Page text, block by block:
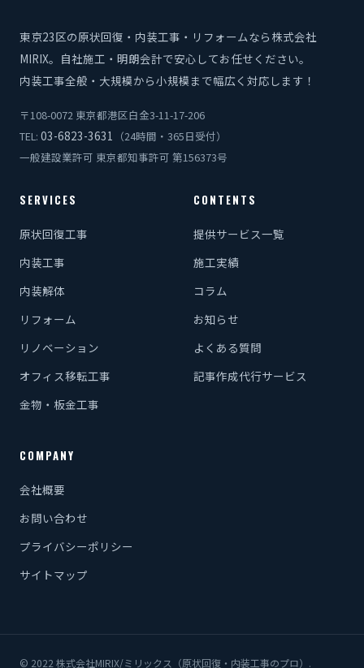
東京23区の原状回復・内装工事・リフォームなら株式会社
MIRIX。自社施工・明朗会計で安心してお任せください。
内装工事全般・大規模から小規模まで幅広く対応します！
〒108-0072 東京都港区白金3-11-17-206
TEL: 03-6823-3631
（24時間・365日受付）
一般建設業許可 東京都知事許可 第156373号
SERVICES
原状回復工事
内装工事
内装解体
リフォーム
リノベーション
オフィス移転工事
金物・板金工事
CONTENTS
提供サービス一覧
施工実績
コラム
お知らせ
よくある質問
記事作成代行サービス
COMPANY
会社概要
お問い合わせ
プライバシーポリシー
サイトマップ
© 2022 株式会社MIRIX/ミリックス（原状回復・内装工事のプロ）.